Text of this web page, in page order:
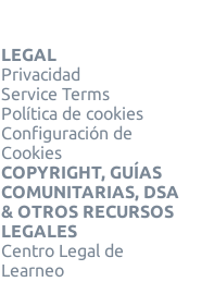
LEGAL
Privacidad
Service Terms
Política de cookies
Configuración de
Cookies
COPYRIGHT, GUÍAS
COMUNITARIAS, DSA
& OTROS RECURSOS
LEGALES
Centro Legal de
Learneo